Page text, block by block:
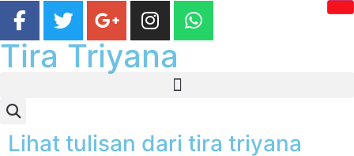
Tira Triyana
Lihat tulisan dari tira triyana